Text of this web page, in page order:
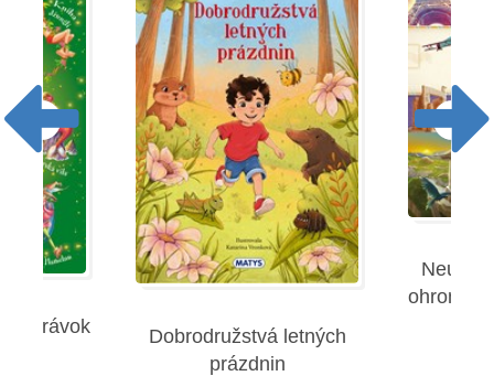
Dobrodružstvá letných
prázdnin